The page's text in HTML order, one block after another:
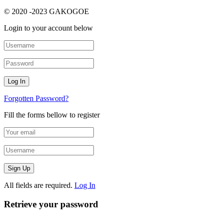
© 2020 -2023 GAKOGOE
Login to your account below
Forgotten Password?
Fill the forms bellow to register
All fields are required. Log In
Retrieve your password